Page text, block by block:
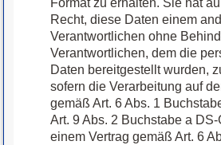
Format zu erhalten. Sie hat
Recht, diese Daten einem
Verantwortlichen ohne
Verantwortlichen, dem die
Daten bereitgestellt wurden,
sofern die Verarbeitung auf
gemäß Art. 6 Abs. 1
Art. 9 Abs. 2 Buchstabe a
einem Vertrag gemäß Art. 6